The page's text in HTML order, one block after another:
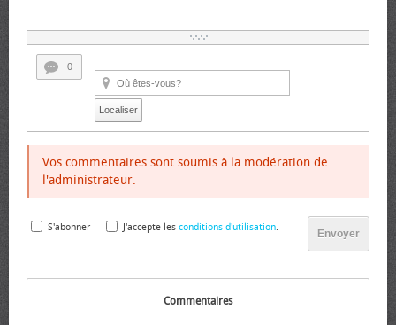
0
Localiser
Vos commentaires sont soumis à la modération de
l'administrateur.
Envoyer
S'abonner J'accepte les conditions d'utilisation.
Commentaires